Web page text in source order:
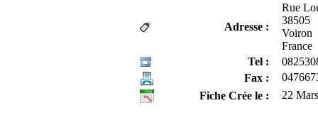
Adresse :
Rue
38505
Voiron
France
Tel :
Fax :
Fiche Crée le :
22